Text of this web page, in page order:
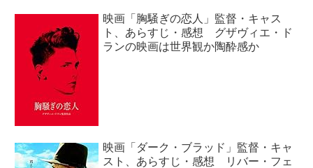
映画「胸騒ぎの恋人」監督・キャス
ト、あらすじ・感想 グザヴィエ・ド
ランの映画は世界観か陶酔感か
映画「ダーク・ブラッド」監督・キャ
スト、あらすじ・感想 リバー・フェ